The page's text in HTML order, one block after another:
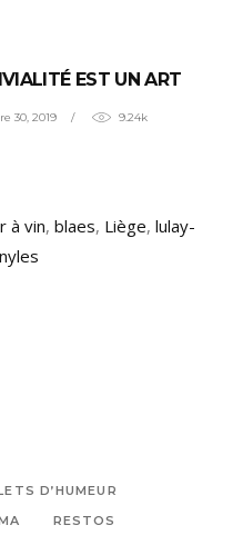
EST UN ART
30, 2019 9.24k
à vin, blaes, Liège, lulay-
D’HUMEUR
RESTOS